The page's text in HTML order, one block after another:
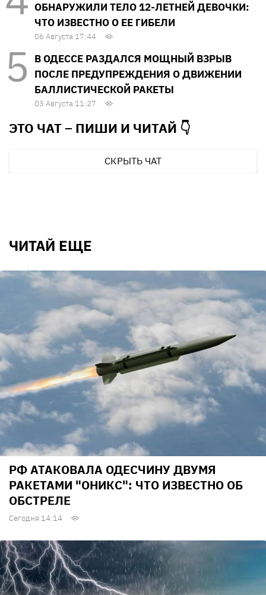
ОБНАРУЖИЛИ ТЕЛО 12-ЛЕТНЕЙ ДЕВОЧКИ:
ЧТО ИЗВЕСТНО О ЕЕ ГИБЕЛИ
06 Августа 17:44
В ОДЕССЕ РАЗДАЛСЯ МОЩНЫЙ ВЗРЫВ
ПОСЛЕ ПРЕДУПРЕЖДЕНИЯ О ДВИЖЕНИИ
БАЛЛИСТИЧЕСКОЙ РАКЕТЫ
03 Августа 11:27
ЭТО ЧАТ – ПИШИ И ЧИТАЙ 👇
СКРЫТЬ ЧАТ
ЧИТАЙ ЕЩЕ
РФ АТАКОВАЛА ОДЕСЧИНУ ДВУМЯ
РАКЕТАМИ "ОНИКС": ЧТО ИЗВЕСТНО ОБ
ОБСТРЕЛЕ
Сегодня 14:14